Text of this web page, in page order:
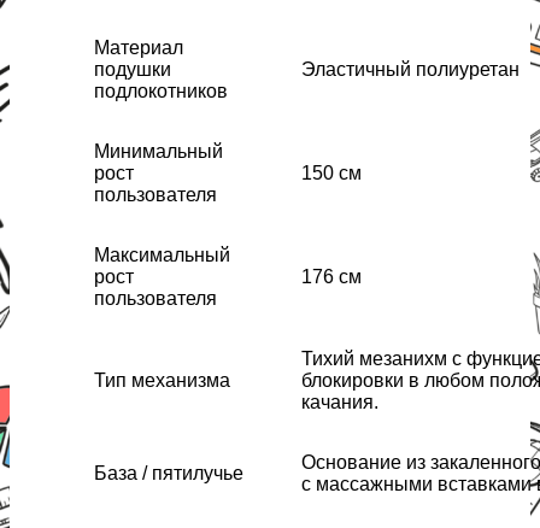
Материал
подушки
подлокотников
Эластичный полиуретан
Минимальный
рост
пользователя
150 см
Максимальный
рост
пользователя
176 см
Тип механизма
Тихий мезанихм с
блокировки в любом
качания.
База / пятилучье
Основание из
с массажными вставками